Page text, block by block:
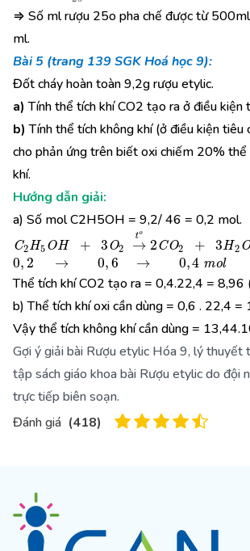
⇒ Số ml rượu 25o pha chế được từ
ml.
Bài 5 (trang 139 SGK Hoá học 9):
Đốt cháy hoàn toàn 9,2g rượu etylic.
a) Tính thể tích khí CO2 tạo ra ở điều kiện
b) Tính thể tích không khí (ở điều kiện tiêu
cho phản ứng trên biết oxi chiếm 20% thể
khí.
Hướng dẫn giải:
a) Số mol C2H5OH = 9,2/ 46 = 0,2 mol.
C2H5OH + 3O 2→to2C O2 + 3
Thể tích khí CO2 tạo ra = 0,4.22,4 = 8,96
b) Thể tích khí oxi cần dùng = 0,6 . 22,4 =
Vậy thể tích không khí cần dùng =
Gợi ý giải bài Rượu etylic Hóa 9, lý thuyết
tập sách giáo khoa bài Rượu etylic do đội
trực tiếp biên soạn.
Đánh giá (418)